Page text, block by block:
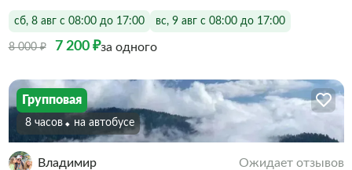
сб, 8 авг с 08:00 до 17:00 вс, 9 авг с 08:00 до 17:00
8 000 ₽ 7 200 ₽за одного
Групповая
8 часов На автобусе
Владимир Ожидает отзывов